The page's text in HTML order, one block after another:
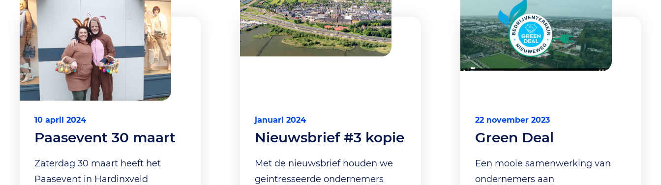
10 april 2024
Paasevent 30 maart
Zaterdag 30 maart heeft het
Paasevent in Hardinxveld
januari 2024
Nieuwsbrief #3 kopie
Met de nieuwsbrief houden we
geintresseerde ondernemers
22 november 2023
Green Deal
Een mooie samenwerking van
ondernemers aan